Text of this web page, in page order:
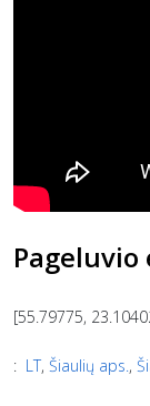
Pageluvio
[55.79775,
: LT, Šiaulių aps.,